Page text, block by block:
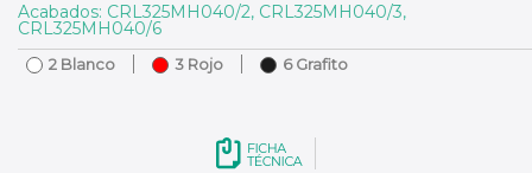
Acabados: CRL325MH040/2, CRL325MH040/3,
CRL325MH040/6
2 Blanco 3 Rojo 6 Grafito